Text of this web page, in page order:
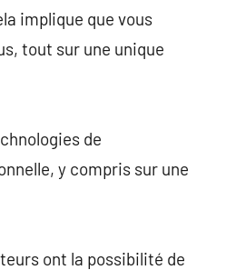
implique que vous
tout sur une unique
de
y compris sur une
ont la possibilité de